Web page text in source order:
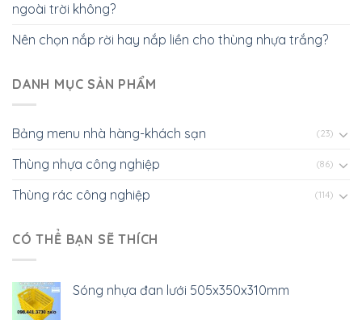
ngoài trời không?
Nên chọn nắp rời hay nắp liền cho thùng nhựa trắng?
DANH MỤC SẢN PHẨM
Bảng menu nhà hàng-khách sạn (23)
Thùng nhựa công nghiệp (86)
Thùng rác công nghiệp (114)
CÓ THỂ BẠN SẼ THÍCH
Sóng nhựa đan lưới 505x350x310mm